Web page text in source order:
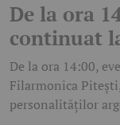
De la ora
continuat
De la ora 14:00,
Filarmonica
personalităților